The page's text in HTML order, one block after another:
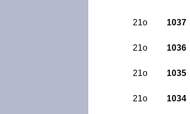
21ο 1037
21ο 1036
21ο 1035
21ο 1034